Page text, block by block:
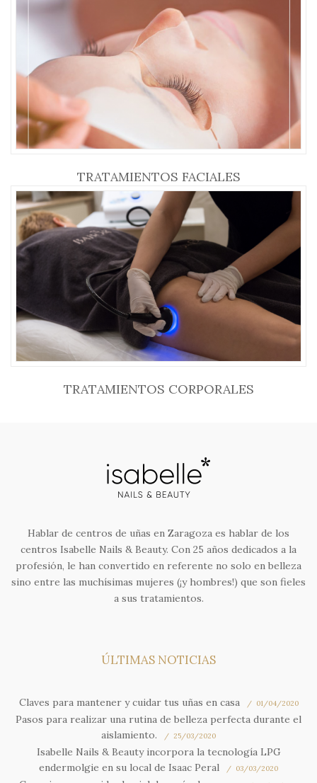
TRATAMIENTOS FACIALES
TRATAMIENTOS CORPORALES
Hablar de centros de uñas en Zaragoza es hablar de los
centros Isabelle Nails & Beauty. Con 25 años dedicados a la
profesión, le han convertido en referente no solo en belleza
sino entre las muchísimas mujeres (¡y hombres!) que son fieles
a sus tratamientos.
ÚLTIMAS NOTICIAS
Claves para mantener y cuidar tus uñas en casa 01/04/2020
Pasos para realizar una rutina de belleza perfecta durante el
aislamiento.
25/03/2020
Isabelle Nails & Beauty incorpora la tecnología LPG
endermolgie en su local de Isaac Peral
03/03/2020